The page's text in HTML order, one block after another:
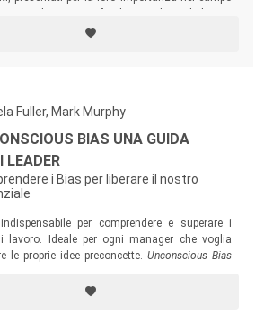
Un testo pratico che contribuirà allo sviluppo
di ognuno di noi.
Fuller, Mark Murphy
BIAS UNA GUIDA
LEADER
i Bias per liberare il nostro
per comprendere e superare i
lavoro. Ideale per ogni manager che voglia
le proprie idee preconcette. Unconscious Bias
simpatie e idiosincrasie), ma fornisce
imparare a lasciarli alle spalle.